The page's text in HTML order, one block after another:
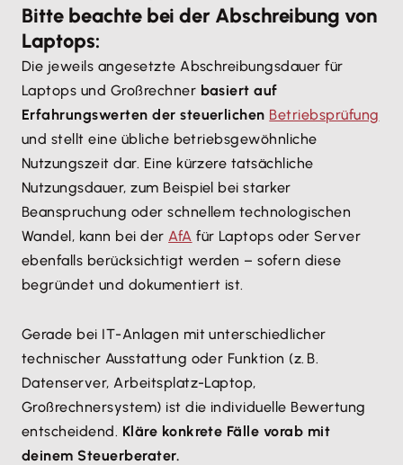
Bitte beachte bei der Abschreibung von
Laptops:
Die jeweils angesetzte Abschreibungsdauer für
Laptops und Großrechner basiert auf
Erfahrungswerten der steuerlichen Betriebsprüfung
und stellt eine übliche betriebsgewöhnliche
Nutzungszeit dar. Eine kürzere tatsächliche
Nutzungsdauer, zum Beispiel bei starker
Beanspruchung oder schnellem technologischen
Wandel, kann bei derAfA für Laptops oder Server
ebenfalls berücksichtigt werden – sofern diese
begründet und dokumentiert ist.
Gerade bei IT-Anlagen mit unterschiedlicher
technischer Ausstattung oder Funktion (z. B.
Datenserver, Arbeitsplatz-Laptop,
Großrechnersystem) ist die individuelle Bewertung
entscheidend. Kläre konkrete Fälle vorab mit
deinem Steuerberater.